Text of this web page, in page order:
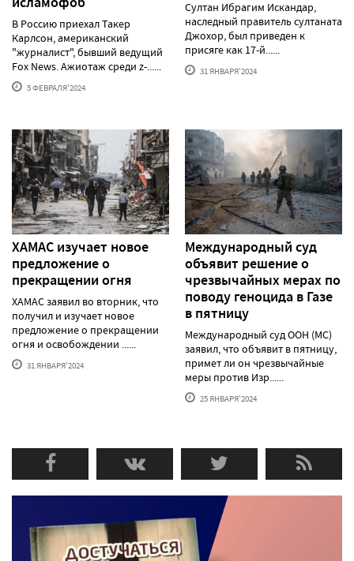
В Россию приехал Такер
Карлсон, американский
"журналист", бывший ведущий
Fox News. Ажиотаж среди z-......
5 ФЕВРАЛЯ'2024
Султан Ибрагим Искандар,
наследный правитель султаната
Джохор, был приведен к
присяге как 17-й......
31 ЯНВАРЯ'2024
ХАМАС изучает новое
предложение о
прекращении огня
ХАМАС заявил во вторник, что
получил и изучает новое
предложение о прекращении
огня и освобождении ......
31 ЯНВАРЯ'2024
Международный суд
объявит решение о
чрезвычайных мерах по
поводу геноцида в Газе
в пятницу
Международный суд ООН (МС)
заявил, что объявит в пятницу,
примет ли он чрезвычайные
меры против Изр......
25 ЯНВАРЯ'2024